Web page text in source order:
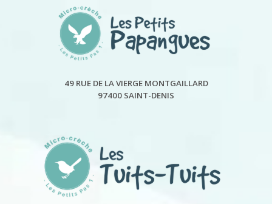
49 RUE DE LA VIERGE MONTGAILLARD
97400 SAINT-DENIS